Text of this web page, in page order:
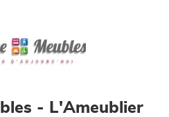
- L'Ameublier